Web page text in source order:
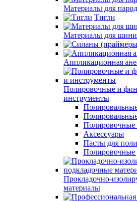
Материалы для
Тигли
Материалы для
Аппликационная
Полировочные и
инструменты
Аксессуары
Пасты для
Полировочные
Прокладочно-
материалы